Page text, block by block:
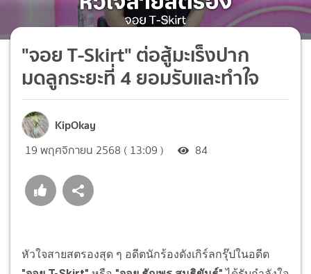
"จอย T-Skirt" ต่อสู้มะเร็งปาก
มดลูกระยะที่ 4 ยอมรับและทำใจ
KipOkay
19 พฤศจิกายน 2568 ( 13:09 ) 84
หัวใจสายสตรองสุด ๆ อดีตนักร้องดังเกิร์ลกรุ๊ปในอดีต